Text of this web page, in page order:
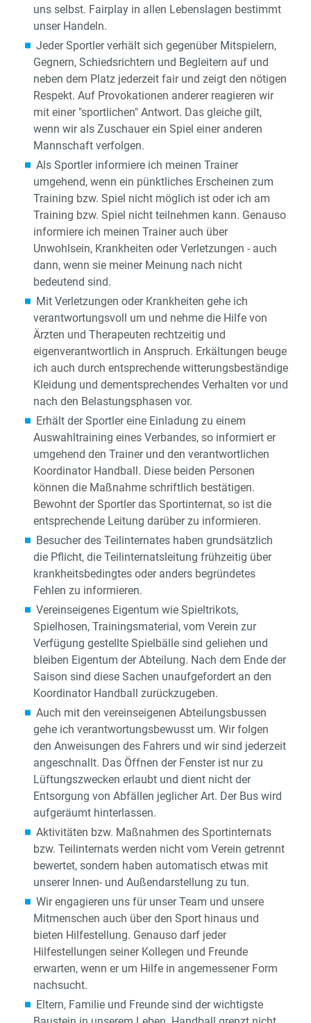
uns selbst. Fairplay in allen Lebenslagen bestimmt
unser Handeln.
Jeder Sportler verhält sich gegenüber Mitspielern,
Gegnern, Schiedsrichtern und Begleitern auf und
neben dem Platz jederzeit fair und zeigt den nötigen
Respekt. Auf Provokationen anderer reagieren wir
mit einer "sportlichen" Antwort. Das gleiche gilt,
wenn wir als Zuschauer ein Spiel einer anderen
Mannschaft verfolgen.
Als Sportler informiere ich meinen Trainer
umgehend, wenn ein pünktliches Erscheinen zum
Training bzw. Spiel nicht möglich ist oder ich am
Training bzw. Spiel nicht teilnehmen kann. Genauso
informiere ich meinen Trainer auch über
Unwohlsein, Krankheiten oder Verletzungen - auch
dann, wenn sie meiner Meinung nach nicht
bedeutend sind.
Mit Verletzungen oder Krankheiten gehe ich
verantwortungsvoll um und nehme die Hilfe von
Ärzten und Therapeuten rechtzeitig und
eigenverantwortlich in Anspruch. Erkältungen beuge
ich auch durch entsprechende witterungsbeständige
Kleidung und dementsprechendes Verhalten vor und
nach den Belastungsphasen vor.
Erhält der Sportler eine Einladung zu einem
Auswahltraining eines Verbandes, so informiert er
umgehend den Trainer und den verantwortlichen
Koordinator Handball. Diese beiden Personen
können die Maßnahme schriftlich bestätigen.
Bewohnt der Sportler das Sportinternat, so ist die
entsprechende Leitung darüber zu informieren.
Besucher des Teilinternates haben grundsätzlich
die Pflicht, die Teilinternatsleitung frühzeitig über
krankheitsbedingtes oder anders begründetes
Fehlen zu informieren.
Vereinseigenes Eigentum wie Spieltrikots,
Spielhosen, Trainingsmaterial, vom Verein zur
Verfügung gestellte Spielbälle sind geliehen und
bleiben Eigentum der Abteilung. Nach dem Ende der
Saison sind diese Sachen unaufgefordert an den
Koordinator Handball zurückzugeben.
Auch mit den vereinseigenen Abteilungsbussen
gehe ich verantwortungsbewusst um. Wir folgen
den Anweisungen des Fahrers und wir sind jederzeit
angeschnallt. Das Öffnen der Fenster ist nur zu
Lüftungszwecken erlaubt und dient nicht der
Entsorgung von Abfällen jeglicher Art. Der Bus wird
aufgeräumt hinterlassen.
Aktivitäten bzw. Maßnahmen des Sportinternats
bzw. Teilinternats werden nicht vom Verein getrennt
bewertet, sondern haben automatisch etwas mit
unserer Innen- und Außendarstellung zu tun.
Wir engagieren uns für unser Team und unsere
Mitmenschen auch über den Sport hinaus und
bieten Hilfestellung. Genauso darf jeder
Hilfestellungen seiner Kollegen und Freunde
erwarten, wenn er um Hilfe in angemessener Form
nachsucht.
Eltern, Familie und Freunde sind der wichtigste